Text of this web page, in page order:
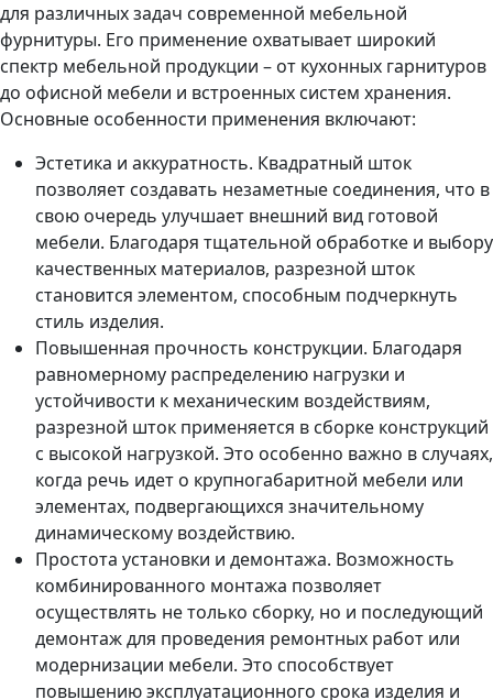
для различных задач современной мебельной
фурнитуры. Его применение охватывает широкий
спектр мебельной продукции – от кухонных гарнитуров
до офисной мебели и встроенных систем хранения.
Основные особенности применения включают:
Эстетика и аккуратность. Квадратный шток
позволяет создавать незаметные соединения, что в
свою очередь улучшает внешний вид готовой
мебели. Благодаря тщательной обработке и выбору
качественных материалов, разрезной шток
становится элементом, способным подчеркнуть
стиль изделия.
Повышенная прочность конструкции. Благодаря
равномерному распределению нагрузки и
устойчивости к механическим воздействиям,
разрезной шток применяется в сборке конструкций
с высокой нагрузкой. Это особенно важно в случаях,
когда речь идет о крупногабаритной мебели или
элементах, подвергающихся значительному
динамическому воздействию.
Простота установки и демонтажа. Возможность
комбинированного монтажа позволяет
осуществлять не только сборку, но и последующий
демонтаж для проведения ремонтных работ или
модернизации мебели. Это способствует
повышению эксплуатационного срока изделия и